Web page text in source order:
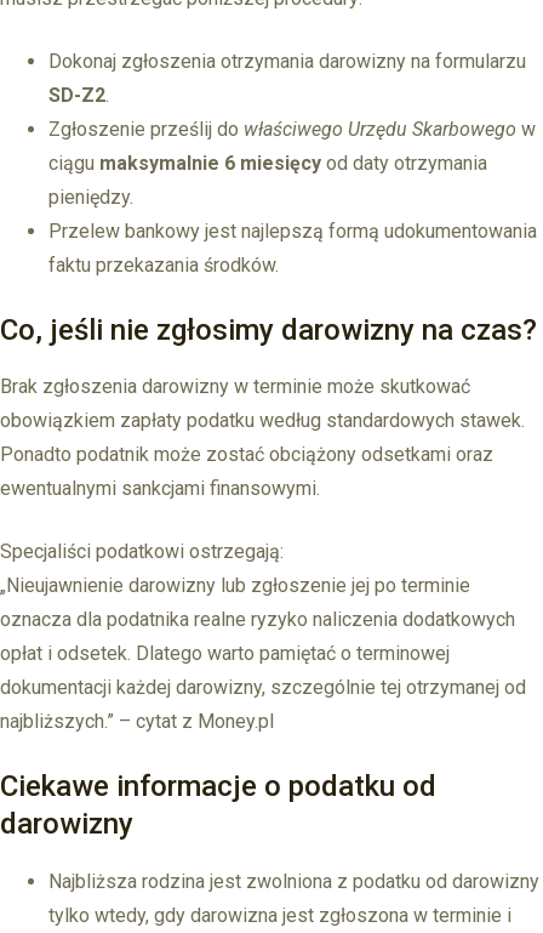
Dokonaj zgłoszenia otrzymania darowizny na formularzu
SD-Z2.
Zgłoszenie prześlij do właściwego Urzędu Skarbowego w
ciągu maksymalnie 6 miesięcy od daty otrzymania
pieniędzy.
Przelew bankowy jest najlepszą formą udokumentowania
faktu przekazania środków.
Co, jeśli nie zgłosimy darowizny na czas?
Brak zgłoszenia darowizny w terminie może skutkować
obowiązkiem zapłaty podatku według standardowych stawek.
Ponadto podatnik może zostać obciążony odsetkami oraz
ewentualnymi sankcjami finansowymi.
Specjaliści podatkowi ostrzegają:
„Nieujawnienie darowizny lub zgłoszenie jej po terminie
oznacza dla podatnika realne ryzyko naliczenia dodatkowych
opłat i odsetek. Dlatego warto pamiętać o terminowej
dokumentacji każdej darowizny, szczególnie tej otrzymanej od
najbliższych.” – cytat z Money.pl
Ciekawe informacje o podatku od
darowizny
Najbliższa rodzina jest zwolniona z podatku od darowizny
tylko wtedy, gdy darowizna jest zgłoszona w terminie i